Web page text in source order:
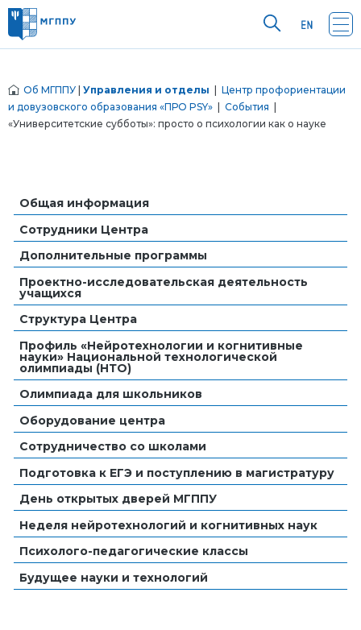
Об МГППУ Управления и отделы
Центр профориентации
и довузовского образования «ПРО PSY»
События
«Университетские субботы»: просто о психологии как о науке
Общая информация
Сотрудники Центра
Дополнительные программы
Проектно-исследовательская деятельность
учащихся
Структура Центра
Профиль «Нейротехнологии и когнитивные
науки» Национальной технологической
олимпиады (НТО)
Олимпиада для школьников
Оборудование центра
Сотрудничество со школами
Подготовка к ЕГЭ и поступлению в магистратуру
День открытых дверей МГППУ
Неделя нейротехнологий и когнитивных наук
Психолого-педагогические классы
Будущее науки и технологий